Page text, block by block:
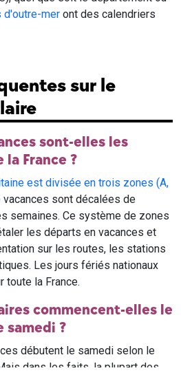
d'outre-mer ont des calendriers
sur le
sont-elles les
France ?
est divisée en trois zones (A,
sont décalées de
semaines. Ce système de zones
les départs en vacances et
sur les routes, les stations
Les jours fériés nationaux
toute la France.
commencent-elles le
samedi ?
débutent le samedi selon le
dans les faits, la plupart des